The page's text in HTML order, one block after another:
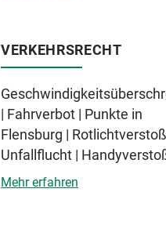
VERKEHRSRECHT
| Fahrverbot | Punkte in
Flensburg |
Unfallflucht |
Mehr erfahren